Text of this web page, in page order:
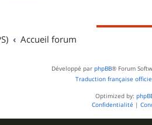
Accueil forum
Développé par phpBB® Forum
Traduction française
Optimized by:
Confidentialité |